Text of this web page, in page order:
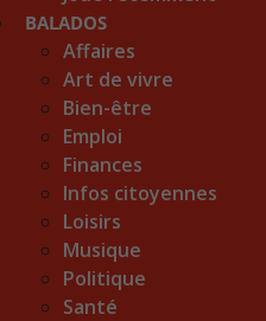
BALADOS
Affaires
Art de vivre
Bien-être
Emploi
Finances
Infos citoyennes
Loisirs
Musique
Politique
Santé